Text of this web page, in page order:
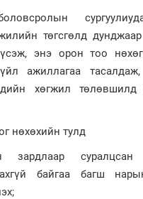
төгсгөлд
энэ орон тоо
ажиллагаа
хөгжил
нөхөхийн тулд
зардлаар
байгаа багш